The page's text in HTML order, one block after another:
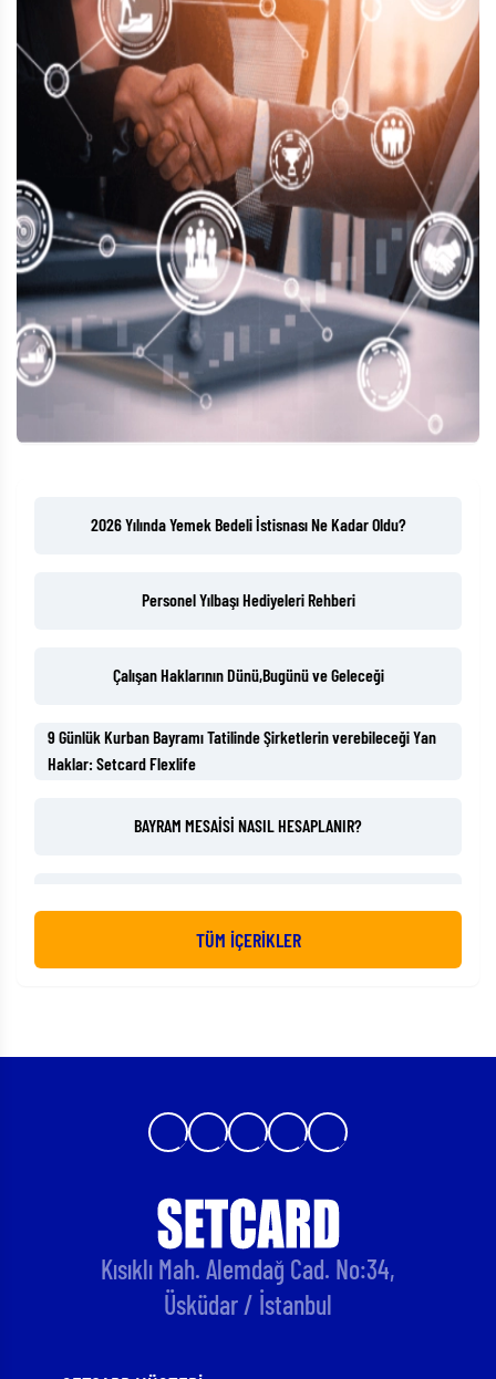
2026 Yılında Yemek Bedeli İstisnası Ne Kadar Oldu?
Personel Yılbaşı Hediyeleri Rehberi
Çalışan Haklarının Dünü,Bugünü ve Geleceği
9 Günlük Kurban Bayramı Tatilinde Şirketlerin verebileceği Yan
Haklar: Setcard Flexlife
BAYRAM MESAİSİ NASIL HESAPLANIR?
TÜM İÇERİKLER
Kısıklı Mah. Alemdağ Cad. No:34,
Üsküdar / İstanbul